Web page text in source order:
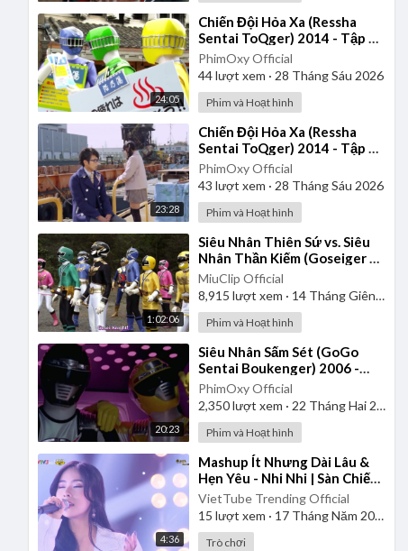
24:05
⁣Chiến Đội Hỏa Xa (Ressha
Sentai ToQger) 2014 - Tập 26
| Thuyết Minh
PhimOxy Official
44lượt xem · 28 Tháng Sáu 2026
Phim và Hoạt hình
23:28
⁣Chiến Đội Hỏa Xa (Ressha
Sentai ToQger) 2014 - Tập 39
| Thuyết Minh
PhimOxy Official
43 lượt xem · 28 Tháng Sáu 2026
Phim và Hoạt hình
1:02:06
⁣Siêu Nhân Thiên Sứ vs. Siêu
Nhân Thần Kiếm (Goseiger vs.
Shinkenger) | Vietsub
MiuClip Official
8,915 lượt xem · 14 Tháng Giêng 2025
Phim và Hoạt hình
20:23
⁣Siêu Nhân Sấm Sét (GoGo
Sentai Boukenger) 2006 -
Tập 1 | Thuyết Minh
PhimOxy Official
2,350lượt xem · 22 Tháng Hai 2025
Phim và Hoạt hình
4:36
⁣Mashup Ít Nhưng Dài Lâu &
Hẹn Yêu - Nhi Nhi | Sàn Chiến
Giọng Hát - Tập 8
VietTube Trending Official
15 lượt xem · 17 Tháng Năm 2026
Trò chơi